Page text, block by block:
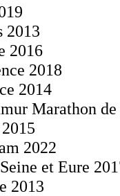
2013
2016
2018
2014
Marathon
2022
et Eure
2013